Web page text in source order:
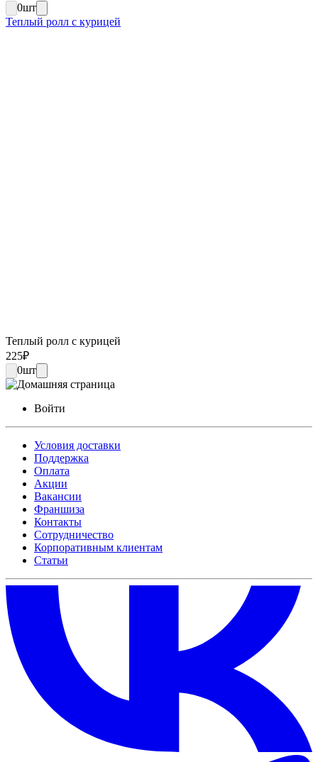
0шт
Теплый ролл с курицей
Теплый ролл с курицей
225₽
0шт
Войти
Условия доставки
Поддержка
Оплата
Акции
Вакансии
Франшиза
Контакты
Сотрудничество
Корпоративным клиентам
Статьи